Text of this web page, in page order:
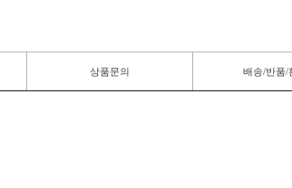
상품문의 배송/반품/